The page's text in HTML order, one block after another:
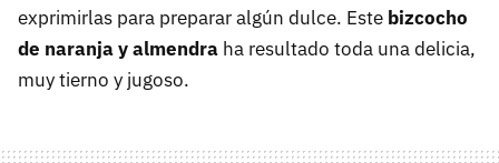
exprimirlas para preparar algún dulce. Este bizcocho
de naranja y almendra ha resultado toda una delicia,
muy tierno y jugoso.